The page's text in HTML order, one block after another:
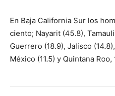
En Baja California Sur los
ciento; Nayarit (45.8),
Guerrero (18.9), Jalisco
México (11.5) y Quintana